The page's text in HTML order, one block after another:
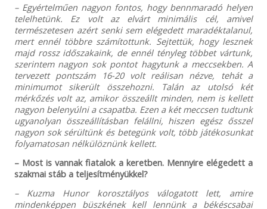
– Egyértelműen nagyon fontos, hogy bennmaradó helyen
telelhetünk. Ez volt az elvárt minimális cél, amivel
természetesen azért senki sem elégedett maradéktalanul,
mert ennél többre számítottunk. Sejtettük, hogy lesznek
majd rossz időszakaink, de ennél tényleg többet vártunk,
szerintem nagyon sok pontot hagytunk a meccsekben. A
tervezett pontszám 16-20 volt reálisan nézve, tehát a
minimumot sikerült összehozni. Talán az utolsó két
mérkőzés volt az, amikor összeállt minden, nem is kellett
nagyon belenyúlni a csapatba. Ezen a két meccsen tudtunk
ugyanolyan összeállításban felállni, hiszen egész ősszel
nagyon sok sérültünk és betegünk volt, több játékosunkat
folyamatosan nélkülöznünk kellett.
– Most is vannak fiatalok a keretben. Mennyire elégedett a
szakmai stáb a teljesítményükkel?
– Kuzma Hunor korosztályos válogatott lett, amire
mindenképpen büszkének kell lennünk a békéscsabai